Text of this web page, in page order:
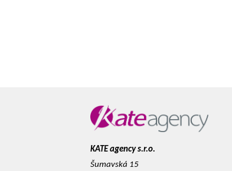
KATE agency s.r.o.
Šumavská 15